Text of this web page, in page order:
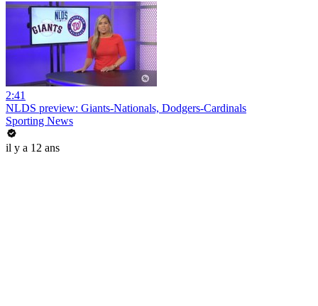
2:41
NLDS preview: Giants-Nationals, Dodgers-Cardinals
Sporting News
il y a 12 ans